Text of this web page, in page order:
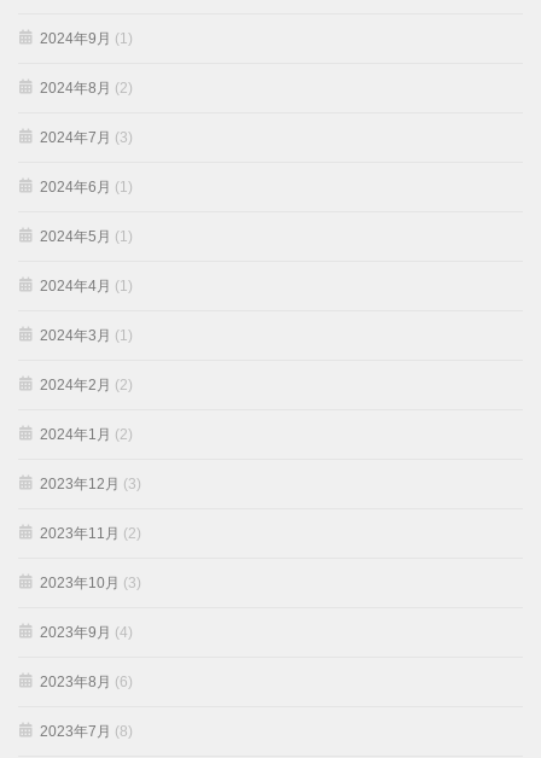
2024年9月 (1)
2024年8月 (2)
2024年7月 (3)
2024年6月 (1)
2024年5月 (1)
2024年4月 (1)
2024年3月 (1)
2024年2月 (2)
2024年1月 (2)
2023年12月 (3)
2023年11月 (2)
2023年10月 (3)
2023年9月 (4)
2023年8月 (6)
2023年7月 (8)